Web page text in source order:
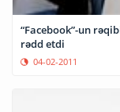
“Facebook”-un
rədd etdi
04-02-2011